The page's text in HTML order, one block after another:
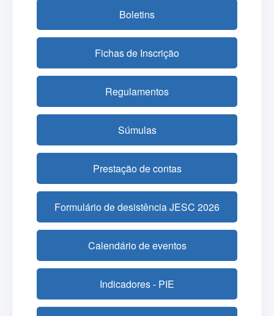
Boletins
Fichas de Inscrição
Regulamentos
Súmulas
Prestação de contas
Formulário de desistência JESC 2026
Calendário de eventos
Indicadores - PIE